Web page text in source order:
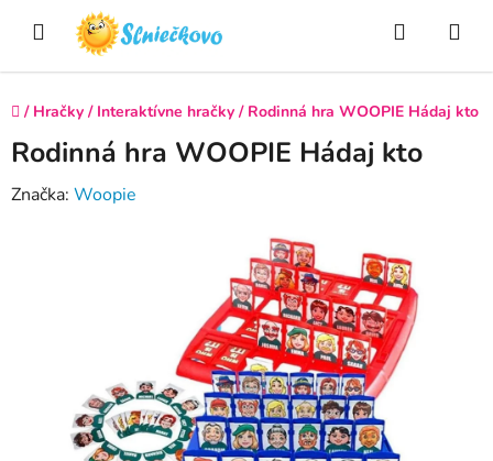
Hľadať
Domov
/ Hračky / Interaktívne hračky / Rodinná hra WOOPIE Hádaj kto
Rodinná hra WOOPIE Hádaj kto
Značka: Woopie